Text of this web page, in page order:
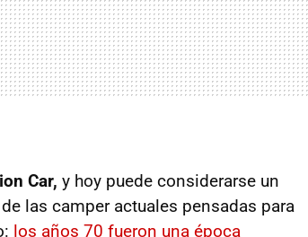
Car, y hoy puede considerarse un
las camper actuales pensadas para
los años 70 fueron una época